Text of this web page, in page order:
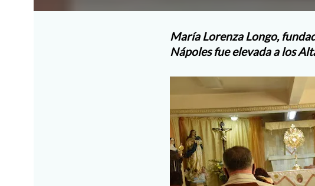
María Lorenza Longo,
Nápoles fue elevada a los